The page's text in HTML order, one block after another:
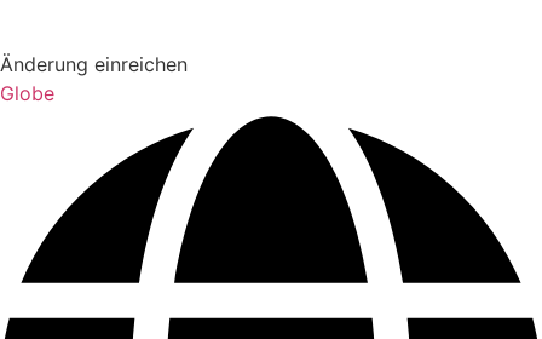
Änderung einreichen
Globe